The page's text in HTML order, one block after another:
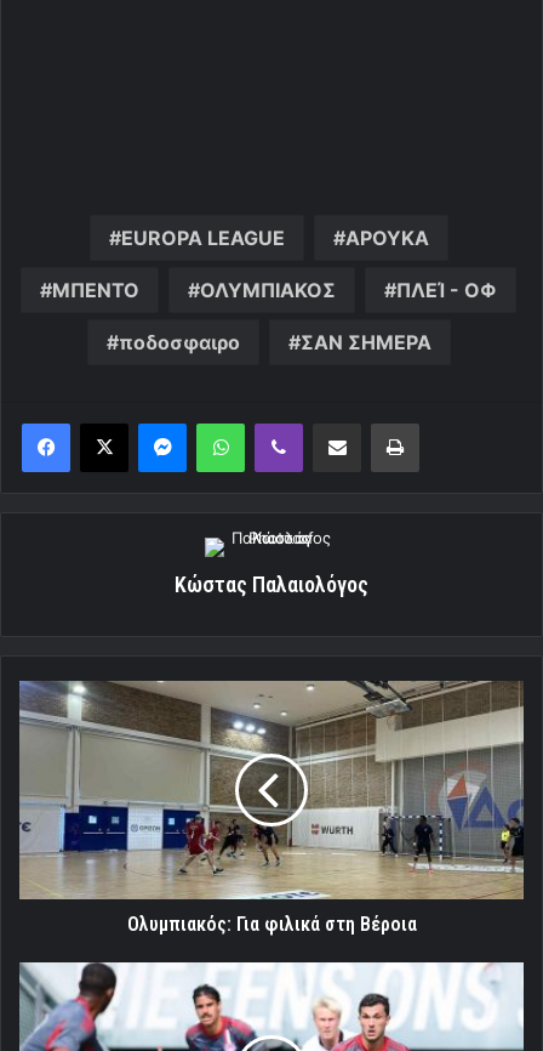
EUROPA LEAGUE ΑΡΟΥΚΑ
ΜΠΕΝΤΟ ΟΛΥΜΠΙΑΚΟΣ ΠΛΕΊ - ΟΦ
ποδοσφαιρο ΣΑΝ ΣΗΜΕΡΑ
MessengerWhatsAppViber Κοινοποίηση μέσω ηλεκτρονικού ταχυδρομείουΕκτύπωση
Κώστας Παλαιολόγος
Ολυμπιακός:
Για
Βέροια
Ολυμπιακός: Για φιλικά στη Βέροια
Μετά
τον
Καμπελά